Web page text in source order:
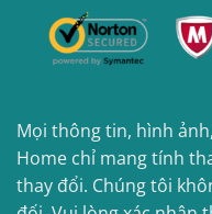
Mọi thông tin, hình
Home chỉ mang tính
thay đổi. Chúng tôi